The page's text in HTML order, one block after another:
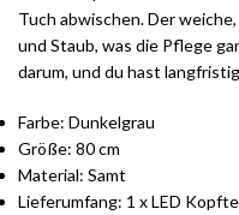
Tuch abwischen. Der
und Staub, was die Pflege
darum, und du hast
Farbe: Dunkelgrau
Größe: 80 cm
Material: Samt
Lieferumfang: 1 x LED